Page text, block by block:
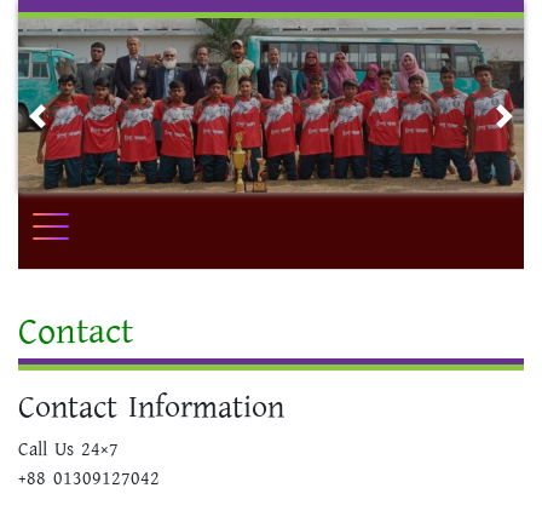
Skip
content
Previous
Contact
Contact Information
Call Us 24×7
+88 01309127042